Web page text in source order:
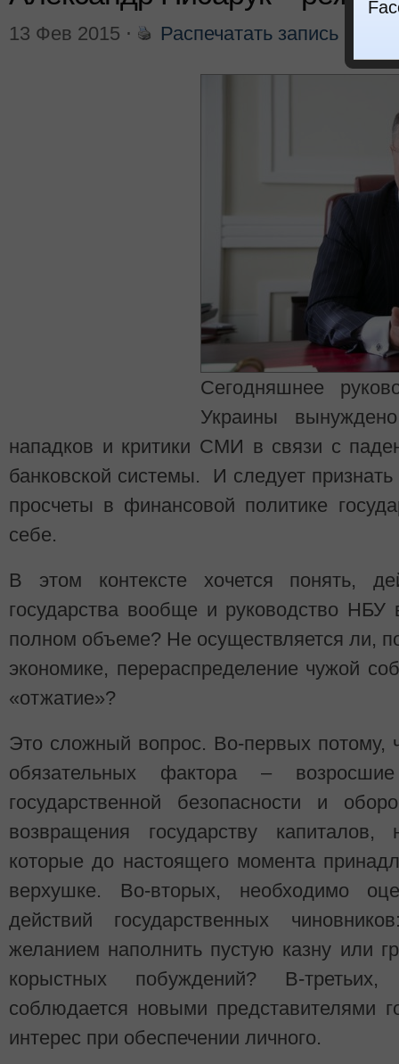
13 Фев 2015 ⋅ Распечатать запись
Сегодняшнее
Украины
нападков и критики СМИ в связи с
банковской системы. И следует
просчеты в финансовой политике
себе.
В этом контексте хочется понять,
государства вообще и руководство НБУ
полном объеме? Не осуществляется ли,
экономике, перераспределение чужой
«отжатие»?
Это сложный вопрос. Во-первых
обязательных фактора –
государственной безопасности и
возвращения государству
которые до настоящего момента
верхушке. Во-вторых, необходимо
действий государственных
желанием наполнить пустую казну или
корыстных побуждений? В-
соблюдается новыми представителями
интерес при обеспечении личного.